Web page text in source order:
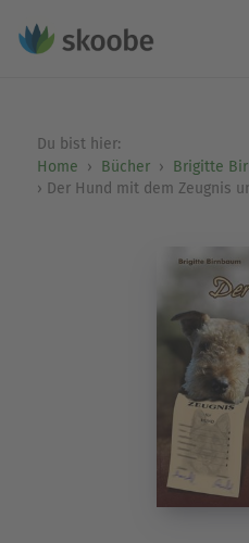
Du bist hier:
Home
Bücher
Brigitte
Der Hund mit dem Zeugnis